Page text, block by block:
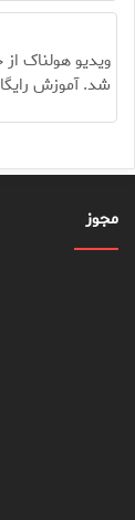
ویدیو هولناک
شد. آموزش
مجوز